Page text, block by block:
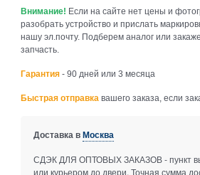
Внимание! Если на сайте нет цены и
разобрать устройство и прислать
нашу эл.почту. Подберем аналог или
запчасть.
Гарантия - 90 дней или 3 месяца
Быстрая отправка вашего заказа, если
Доставка вМосква
СДЭК ДЛЯ ОПТОВЫХ ЗАКАЗОВ - пункт
или курьером до двери. Точная сумма